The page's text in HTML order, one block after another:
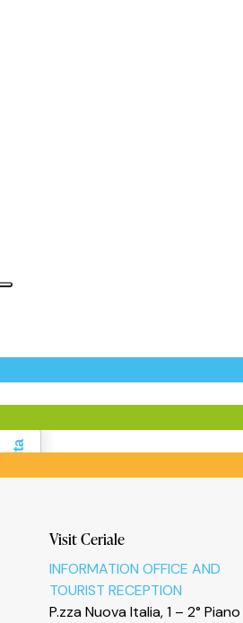
Visit Ceriale
INFORMATION OFFICE AND
TOURIST RECEPTION
P.zza Nuova Italia, 1 – 2° Piano
Informativa sulla raccolta